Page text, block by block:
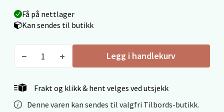
Få på nettlager
Kan sendes til butikk
Legg i handlekurv
Frakt og klikk & hent velges ved utsjekk
Denne varen kan sendes til valgfri Tilbords-butikk.
0 i butikk
Mo i Rana - Thon Senter Mo i Rana